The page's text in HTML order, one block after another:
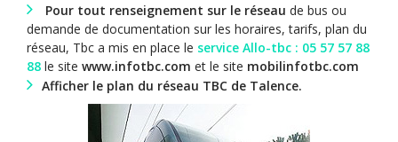
Pour tout renseignement sur le réseau de bus ou
demande de documentation sur les horaires, tarifs, plan du
réseau, Tbc a mis en place le service Allo-tbc : 05 57 57 88
88 le site www.infotbc.com et le site mobilinfotbc.com
Afficher le plan du réseau TBC de Talence.